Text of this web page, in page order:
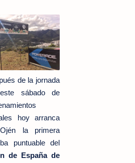
de la jornada
sábado de
hoy arranca
la primera
puntuable del
de España de